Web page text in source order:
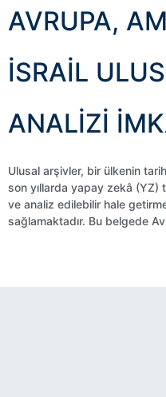
AVRUPA,
İSRAIL
ANALIZI
Ulusal arşivler, bir ülkenin
son yıllarda yapay zekâ
ve analiz edilebilir hale
sağlamaktadır. Bu belgede